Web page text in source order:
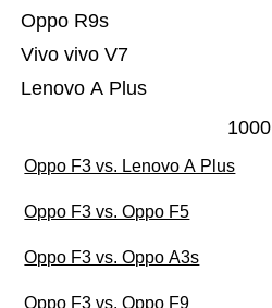
Lenovo A Plus
Vivo vivo V7
Oppo R9s
1000
Oppo F3 vs. Lenovo A Plus
Oppo F3 vs. Oppo F5
Oppo F3 vs. Oppo A3s
Oppo F3 vs. Oppo F9